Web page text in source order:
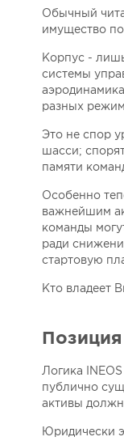
Обычный
имущество
Корпус -
системы
разных
Это не спор
шасси;
памяти
Особенно
важнейшим
команды
ради
стартовую
Кто владеет
Логика
публично
активы
Юридически